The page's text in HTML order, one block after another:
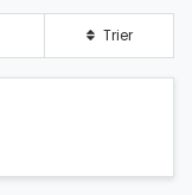
Trier